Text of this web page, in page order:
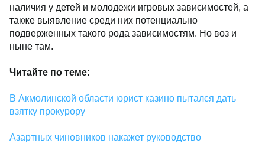
наличия у детей и молодежи игровых зависимостей, а
также выявление среди них потенциально
подверженных такого рода зависимостям. Но воз и
ныне там.
Читайте по теме:
В Акмолинской области юрист казино пытался дать
взятку прокурору
Азартных чиновников накажет руководство